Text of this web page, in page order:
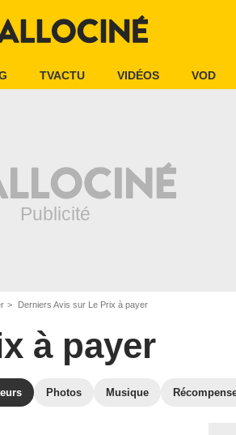
TVACTU VIDÉOS VOD
Derniers Avis sur Le Prix à payer
à payer
Photos Musique